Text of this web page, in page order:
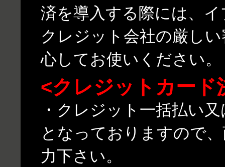
済を導入する際には、
クレジット会社の厳し
心してお使いください。
<クレジットカード
・クレジット一括払い
となっておりますので
力下さい。